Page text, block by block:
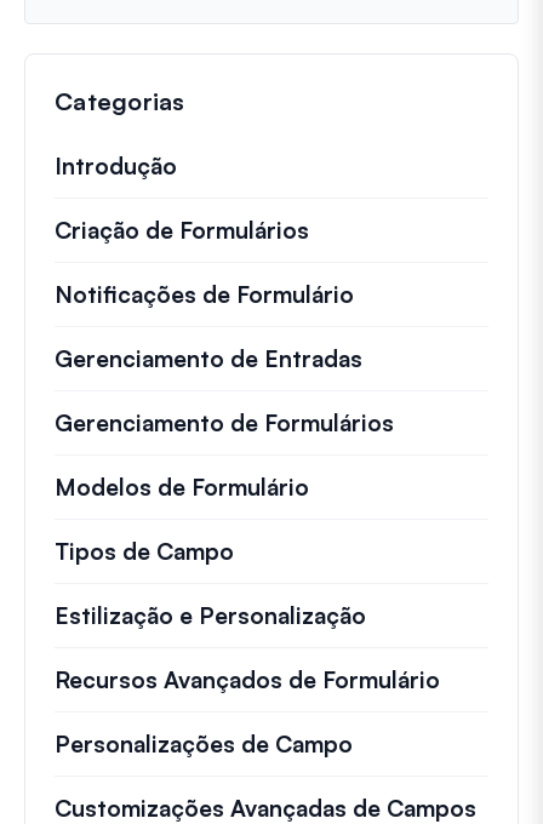
Categorias
Introdução
Criação de Formulários
Notificações de Formulário
Gerenciamento de Entradas
Gerenciamento de Formulários
Modelos de Formulário
Tipos de Campo
Estilização e Personalização
Recursos Avançados de Formulário
Personalizações de Campo
Customizações Avançadas de Campos